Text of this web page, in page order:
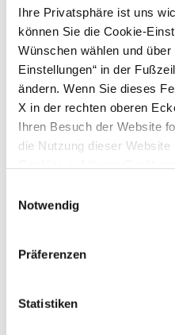
Ihre Privatsphäre ist uns
können Sie die Cookie-
Wünschen wählen und
Einstellungen“ in der
ändern. Wenn Sie dieses
X in der rechten oberen
Ihren Besuch der Website
die Nutzung dieser Website
Zustimmung.
Notwendig
Präferenzen
Statistiken
Gemeinden
und Montale
stars
Bezeichnung
IGP (g.g.A.)
home
Zugehöriges
Vereinigung
Mortadella di
Wurstwaren